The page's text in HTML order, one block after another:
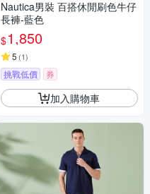
Nautica男裝 百搭休閒刷色牛仔
長褲-藍色
$1,850
5 (1)
挑戰低價 券
加入購物車